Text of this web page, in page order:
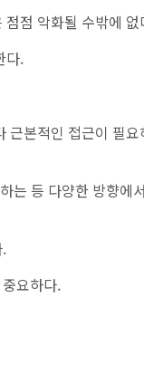
점 악화될 수밖에 없
다.
근본적인 접근이 필요
는 등 다양한 방향에
요하다.